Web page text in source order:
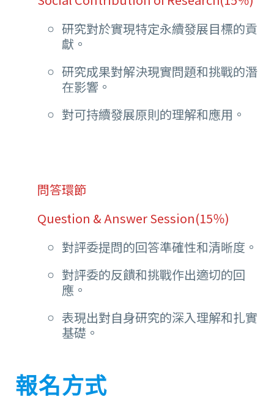
研究對於實現特定永續發展目標的貢
獻。
研究成果對解決現實問題和挑戰的潛
在影響。
對可持續發展原則的理解和應用。
問答環節
Question & Answer Session(15％)
對評委提問的回答準確性和清晰度。
對評委的反饋和挑戰作出適切的回
應。
表現出對自身研究的深入理解和扎實
基礎。
報名方式